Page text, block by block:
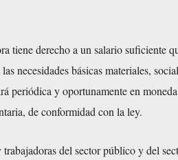
tiene derecho a un salario suficiente
necesidades básicas materiales,
periódica y oportunamente en
de conformidad con la ley.
del sector público y del